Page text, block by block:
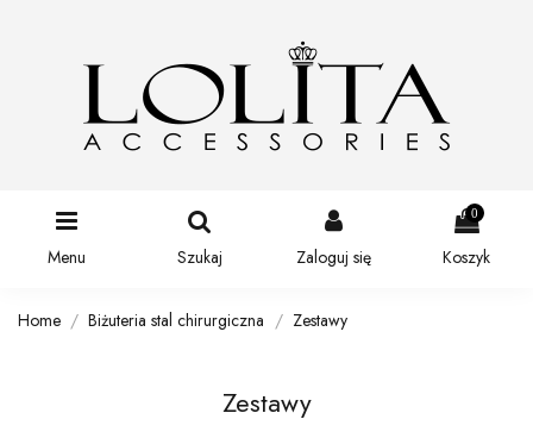
Menu Szukaj Zaloguj się
0
Koszyk
Home Biżuteria stal chirurgiczna Zestawy
Zestawy